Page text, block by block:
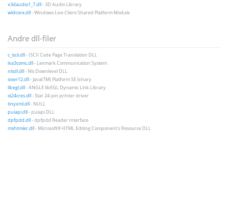
x3daudio1_7.dll- 3D Audio Library
wldcore.dll- Windows Live Client Shared Platform Module
Andre dll-filer
c_iscii.dll- ISCII Code Page Translation DLL
lxa3comc.dll- Lexmark Communication System
nlsdl.dll- Nls Downlevel DLL
ioser12.dll- Java(TM) Platform SE binary
libegl.dll- ANGLE libEGL Dynamic Link Library
st24cres.dll- Star 24-pin printer driver
tinyxml.dll- NULL
puiapi.dll- puiapi DLL
dpfpdd.dll- dpfpdd Reader Interface
mshtmler.dll- Microsoft® HTML Editing Component's Resource DLL